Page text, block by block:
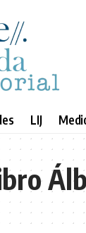
LIJ